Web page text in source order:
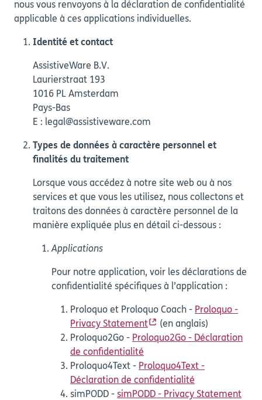
nous vous renvoyons à la déclaration de confidentialité
applicable à ces applications individuelles.
Identité et contact
AssistiveWare B.V.
Laurierstraat 193
1016 PL Amsterdam
Pays-Bas
E : legal@assistiveware.com
Types de données à caractère personnel et
finalités du traitement
Lorsque vous accédez à notre site web ou à nos
services et que vous les utilisez, nous collectons et
traitons des données à caractère personnel de la
manière expliquée plus en détail ci-dessous :
Applications
Pour notre application, voir les déclarations de
confidentialité spécifiques à l’application :
Proloquo et Proloquo Coach - Proloquo -
Privacy Statement
(en anglais)
Proloquo2Go - Proloquo2Go - Déclaration
de confidentialité
Proloquo4Text - Proloquo4Text -
Déclaration de confidentialité
simPODD - simPODD - Privacy Statement